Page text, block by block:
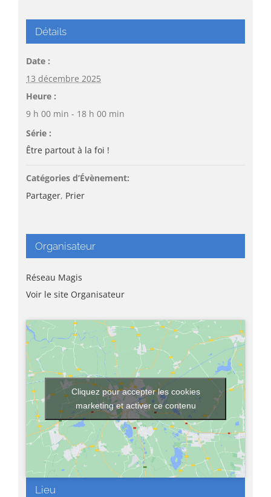
Détails
Date :
13 décembre 2025
Heure :
9 h 00 min - 18 h 00 min
Série :
Être partout à la foi !
Catégories d’Évènement:
Partager, Prier
Organisateur
Réseau Magis
Voir le site Organisateur
Lieu
Cliquez pour accepter les cookies
marketing et activer ce contenu